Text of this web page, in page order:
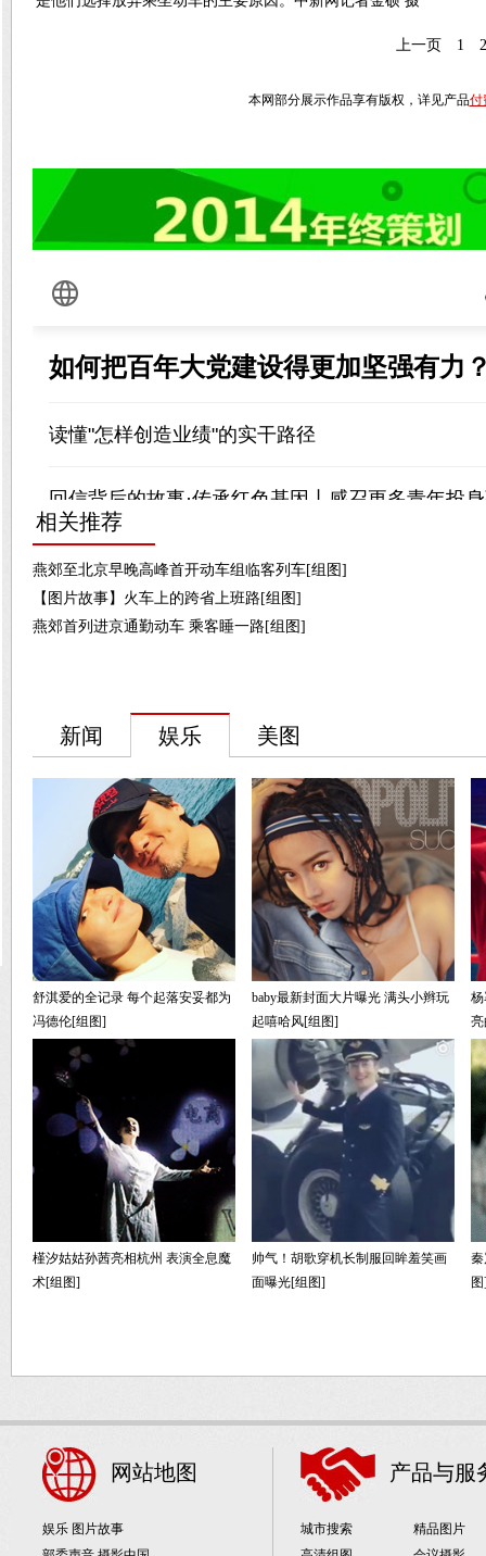
上一页 1 2
本网部分展示作品享有版权，详见产品付
相关推荐
燕郊至北京早晚高峰首开动车组临客列车[组图]
【图片故事】火车上的跨省上班路[组图]
燕郊首列进京通勤动车 乘客睡一路[组图]